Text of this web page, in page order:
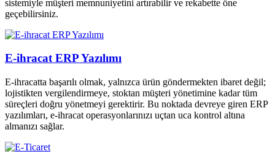
sistemiyle müşteri memnuniyetini artırabilir ve rekabette öne
geçebilirsiniz.
E-ihracat ERP Yazılımı
E-ihracatta başarılı olmak, yalnızca ürün göndermekten ibaret değil;
lojistikten vergilendirmeye, stoktan müşteri yönetimine kadar tüm
süreçleri doğru yönetmeyi gerektirir. Bu noktada devreye giren ERP
yazılımları, e-ihracat operasyonlarınızı uçtan uca kontrol altına
almanızı sağlar.